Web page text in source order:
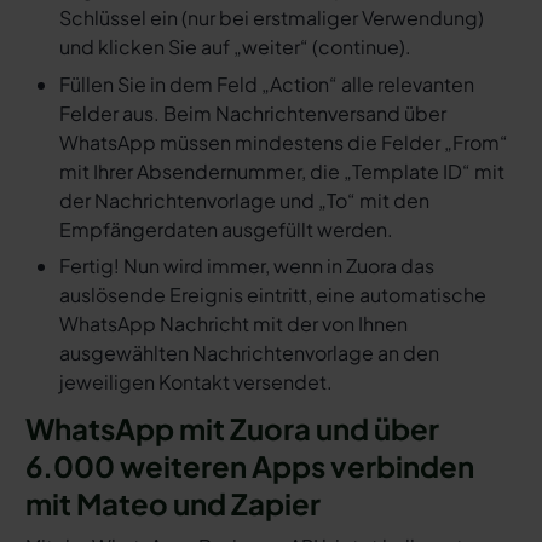
Schlüssel ein (nur bei erstmaliger Verwendung)
und klicken Sie auf „weiter“ (continue).
Füllen Sie in dem Feld „Action“ alle relevanten
Felder aus. Beim Nachrichtenversand über
WhatsApp müssen mindestens die Felder „From“
mit Ihrer Absendernummer, die „Template ID“ mit
der Nachrichtenvorlage und „To“ mit den
Empfängerdaten ausgefüllt werden.
Fertig! Nun wird immer, wenn in Zuora das
auslösende Ereignis eintritt, eine automatische
WhatsApp Nachricht mit der von Ihnen
ausgewählten Nachrichtenvorlage an den
jeweiligen Kontakt versendet.
WhatsApp mit Zuora und über
6.000 weiteren Apps verbinden
mit Mateo und Zapier